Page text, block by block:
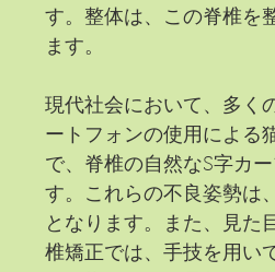
す。整体は、この脊椎を
ます。
現代社会において、多く
ートフォンの使用による
で、脊椎の自然なS字カ
す。これらの不良姿勢は
となります。また、見た
椎矯正では、手技を用い